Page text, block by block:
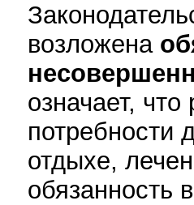
возложена
означает,
потребности
отдыхе,
обязанность